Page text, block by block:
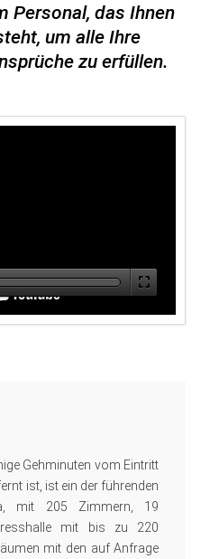
Personal, das Ihnen
um alle Ihre
zu erfüllen.
Gehminuten vom Eintritt
ist, ist ein der führenden
mit 205 Zimmern, 19
mit bis zu 220
mit den auf Anfrage